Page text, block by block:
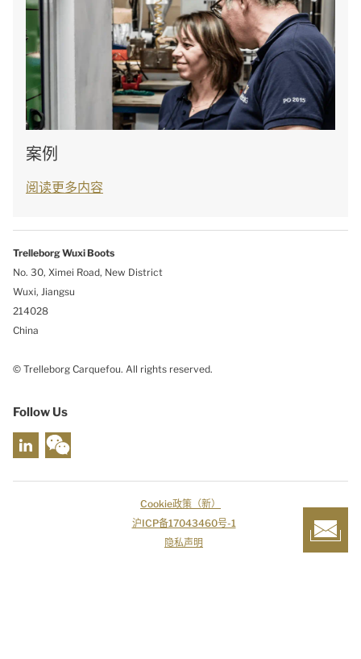
案例
阅读更多内容
TrelleborgWuxi Boots
No. 30, Ximei Road, New District
Wuxi, Jiangsu
214028
China
© Trelleborg Carquefou. All rights reserved.
Follow Us
Cookie政策（新）
沪ICP备17043460号-1
隐私声明